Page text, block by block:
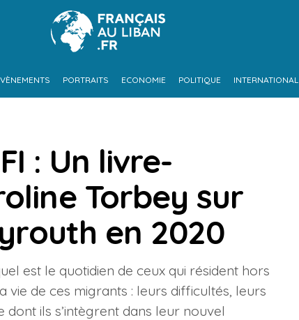
PORTRAITS ECONOMIE POLITIQUE INTERNATIONAL
: Un livre-
Torbey sur
en 2020
est le quotidien de ceux qui résident hors
vie de ces migrants : leurs difficultés, leurs
dont ils s’intègrent dans leur nouvel